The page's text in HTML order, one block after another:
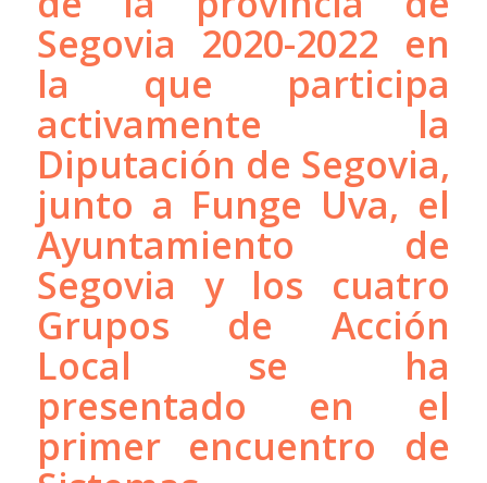
Segovia 2020-2022 en
la que participa
activamente la
Diputación de Segovia,
junto a Funge Uva, el
Ayuntamiento de
Segovia y los cuatro
Grupos de Acción
Local se ha
presentado en el
primer encuentro de